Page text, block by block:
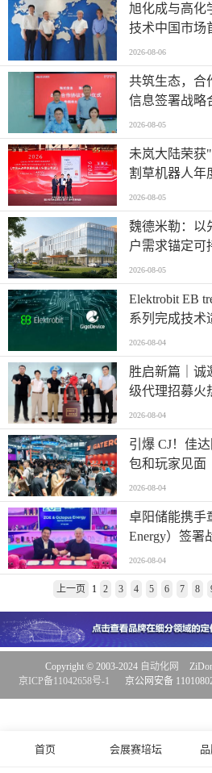
旭化成与高化
技术中国市场
2026-08-06
共筑生态，合
信息签署战略
2026-08-05
未岚大陆荣获
割草机器人年
2026-08-05
魏德米勒：以
户需求锚定可
2026-08-05
Elektrobit EB
系列完成技术
2026-08-04
胜启新篇｜诚
级代理招募火
2026-08-04
引爆 CJ！佳
包和玩家见面
2026-08-04
卓阳储能携手
Energy）签署
国VPP与智慧
2026-08-04
上一页 1 2 3 4 5 6 7 8
首页 会展赛培坛
Copyright © 2003-2024 自动化网
京ICP备11042658号-1
京公网安备